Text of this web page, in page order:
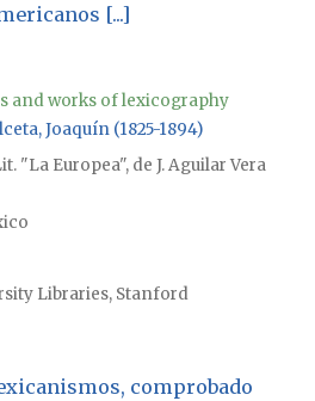
[...]
and works of lexicography
Joaquín (1825-1894)
"La Europea", de J. Aguilar Vera
Libraries, Stanford
comprobado